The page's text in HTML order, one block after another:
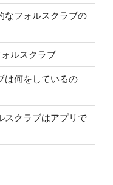
なフォルスクラブの
ルスクラブ
は何をしているの
スクラブはアプリで